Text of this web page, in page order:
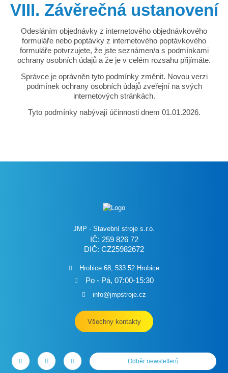
VIII. Závěrečná ustanovení
Odesláním objednávky z internetového objednávkového
formuláře nebo poptávky z internetového poptávkového
formuláře potvrzujete, že jste seznámen/a s podmínkami
ochrany osobních údajů a že je v celém rozsahu přijímáte.
Správce je oprávněn tyto podmínky změnit. Novou verzi
podmínek ochrany osobních údajů zveřejní na svých
internetových stránkách.
Tyto podmínky nabývají účinnosti dnem 01.01.2026.
JMP - Stavební stroje s.r.o.
IČ: 259 826 72
DIČ: CZ25982672
Hrobice 68, 533 52 Hrobice
Po - Pá, 07:00-15:30
info@jmpstroje.cz
Všechny kontakty
Odběr newsletterů